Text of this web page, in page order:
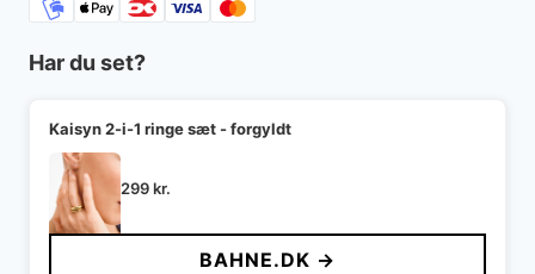
Har du set?
Kaisyn 2-i-1 ringe sæt - forgyldt
299kr.
BAHNE.DK →